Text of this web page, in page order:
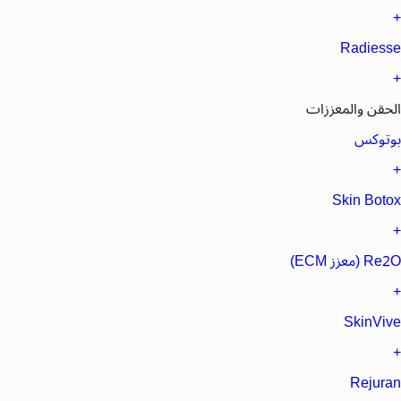
+
Radiesse
+
الحقن والمعززات
بوتوكس
+
Skin Botox
+
Re2O (معزز ECM)
+
SkinVive
+
Rejuran